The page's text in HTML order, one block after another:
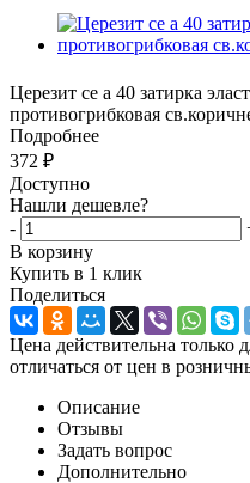
Церезит ce а 40 затирка
противогрибковая
Подробнее
372 ₽
Доступно
Нашли дешевле?
-
В корзину
Купить в 1 клик
Поделиться
Цена действительна только
отличаться от цен в
Описание
Отзывы
Задать вопрос
Дополнительно